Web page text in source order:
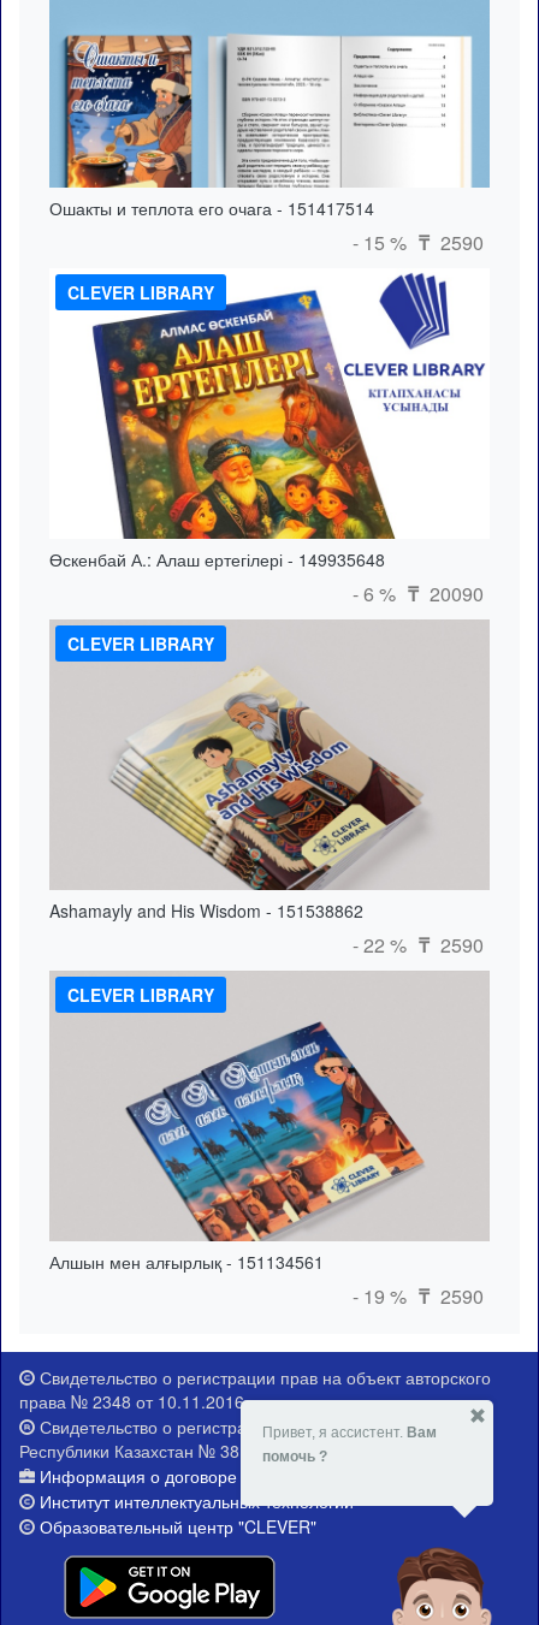
Ошакты и теплота его очага - 151417514
- 15 % ₸ 2590
CLEVER LIBRARY
Өскенбай А.: Алаш ертегілері - 149935648
- 6 % ₸ 20090
CLEVER LIBRARY
Ashamayly and His Wisdom - 151538862
- 22 % ₸ 2590
CLEVER LIBRARY
Алшын мен алғырлық - 151134561
- 19 % ₸ 2590
Свидетельство о регистрации прав на объект авторского
права № 2348 от 10.11.2016 г.
Свидетельство о регистрации Министерства юстиции
Республики Казахстан № 381-Е от 21.02.2015 г.
Информация о договоре публичной оферты
Институт интеллектуальных технологий
Образовательный центр "CLEVER"
Привет, я ассистент. Вам
помочь ?